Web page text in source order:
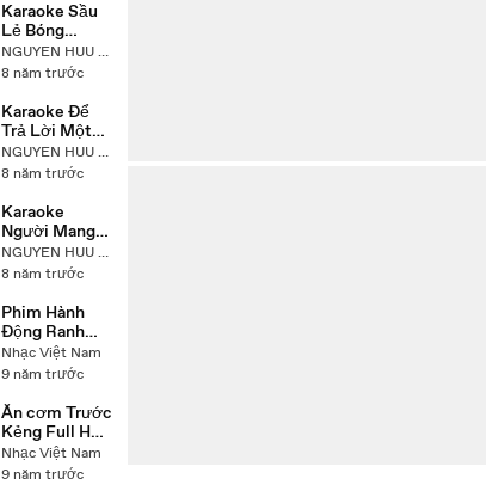
Karaoke Sầu
Lẻ Bóng
Trường Vũ
Beat Chuẩn
NGUYEN HUU NHAT
8 năm trước
Karaoke Để
Trả Lời Một
Câu Hỏi
Trường Vũ
NGUYEN HUU NHAT
8 năm trước
Karaoke
Người Mang
Tâm Sự
Trường Vũ
NGUYEN HUU NHAT
8 năm trước
Phim Hành
Động Ranh
Giới
Nhạc Việt Nam
9 năm trước
Ăn cơm Trước
Kẻng Full HD
_ Phim Tình
Cảm Việt
Nhạc Việt Nam
9 năm trước